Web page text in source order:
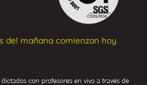
del mañana comienzan hoy
con profesores en vivo a través de